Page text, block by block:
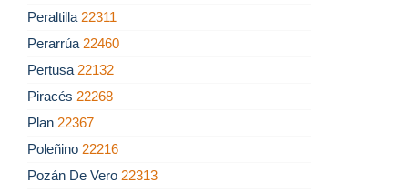
Peraltilla 22311
Perarrúa 22460
Pertusa 22132
Piracés 22268
Plan 22367
Poleñino 22216
Pozán De Vero 22313